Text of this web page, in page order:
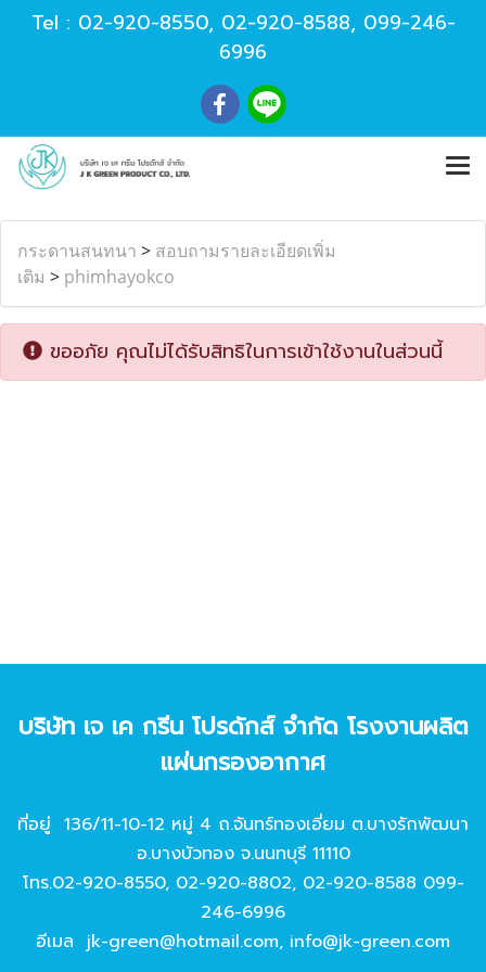
Tel : 02-920-8550, 02-920-8588, 099-246-
6996
กระดานสนทนา > สอบถามรายละเอียดเพิ่ม
เติม > phimhayokco
ขออภัย คุณไม่ได้รับสิทธิในการเข้าใช้งานในส่วนนี้
บริษัท เจ เค กรีน โปรดักส์ จํากัด โรงงานผลิต
แผ่นกรองอากาศ
ที่อยู่ 136/11-10-12 หมู่ 4 ถ.จันทร์ทองเอี่ยม ต.บางรักพัฒนา
อ.บางบัวทอง จ.นนทบุรี 11110
โทร.02-920-8550, 02-920-8802, 02-920-8588 099-
246-6996
อีเมล jk-green@hotmail.com, info@jk-green.com